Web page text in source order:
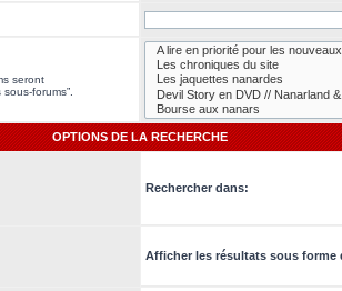
seront
forums”.
OPTIONS DE LA RECHERCHE
Rechercher dans:
Afficher les résultats sous forme